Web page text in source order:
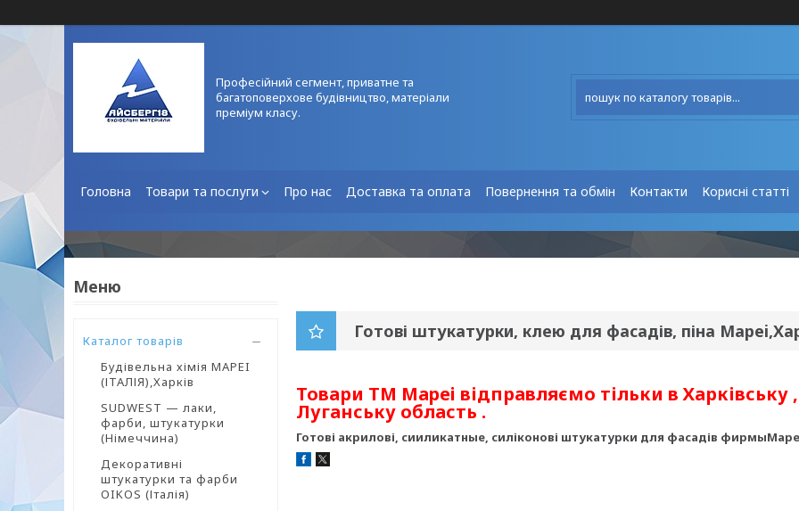
Професійний сегмент, приватне та
багатоповерхове будівництво, матеріали
преміум класу.
Головна Товари та послуги Про нас Доставка та оплата Повернення та обмін Контакти Корисні статті
Каталог товарів
Будівельна хімія MAPEI
(ІТАЛІЯ),Харків
SUDWEST — лаки,
фарби, штукатурки
(Німеччина)
Декоративні
штукатурки та фарби
OIKOS (Італія)
Готові штукатурки, клею для фасадів, піна
Товари ТМ Mapei відправляємо тільки в
Луганську область .
Готові акрилові, сииликатные, силіконові штукатурки для фасадів